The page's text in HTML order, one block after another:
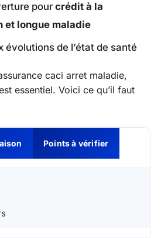
pourcrédit à la
et longue maladie
évolutions de l’état de santé
caci arret maladie,
essentiel. Voici ce qu’il faut
Points à vérifier